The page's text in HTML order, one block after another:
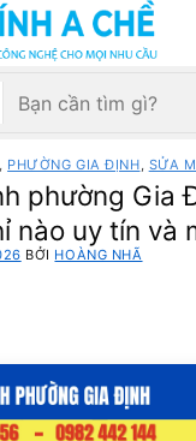
Tìm
kiếm:
PHƯỜNG GIA ĐỊNH SỬA
phường Gia
nào uy tín và
BỞI HOÀNG NHÃ